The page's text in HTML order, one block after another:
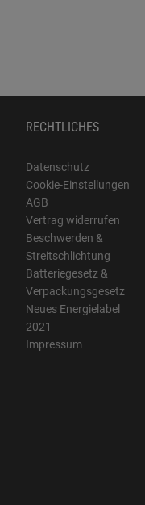
RECHTLICHES
Datenschutz
Cookie-Einstellungen
AGB
Vertrag widerrufen
Beschwerden &
Streitschlichtung
Batteriegesetz &
Verpackungsgesetz
Neues Energielabel
2021
Impressum